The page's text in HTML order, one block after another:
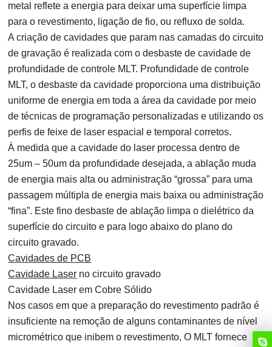
metal reflete a energia para deixar uma superfície limpa
para o revestimento, ligação de fio, ou refluxo de solda.
A criação de cavidades que param nas camadas do circuito
de gravação é realizada com o desbaste de cavidade de
profundidade de controle MLT. Profundidade de controle
MLT, o desbaste da cavidade proporciona uma distribuição
uniforme de energia em toda a área da cavidade por meio
de técnicas de programação personalizadas e utilizando os
perfis de feixe de laser espacial e temporal corretos.
À medida que a cavidade do laser processa dentro de
25um – 50um da profundidade desejada, a ablação muda
de energia mais alta ou administração “grossa” para uma
passagem múltipla de energia mais baixa ou administração
“fina”. Este fino desbaste de ablação limpa o dielétrico da
superfície do circuito e para logo abaixo do plano do
circuito gravado.
Cavidades de PCB
Cavidade Laser no circuito gravado
Cavidade Laser em Cobre Sólido
Nos casos em que a preparação do revestimento padrão é
insuficiente na remoção de alguns contaminantes de nível
micrométrico que inibem o revestimento, O MLT fornece